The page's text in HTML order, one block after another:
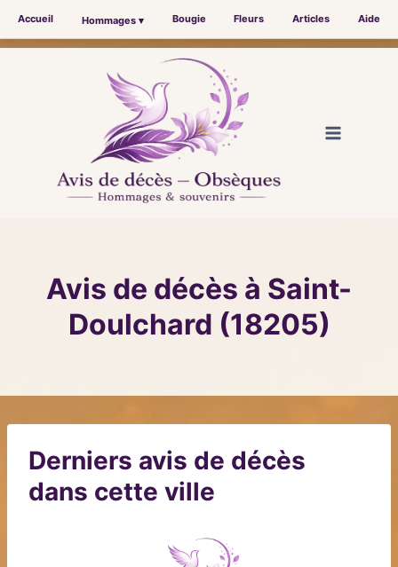
Accueil Hommages ▾ Bougie Fleurs Articles Aide
Avis de décès à Saint-
Doulchard (18205)
Derniers avis de décès
dans cette ville